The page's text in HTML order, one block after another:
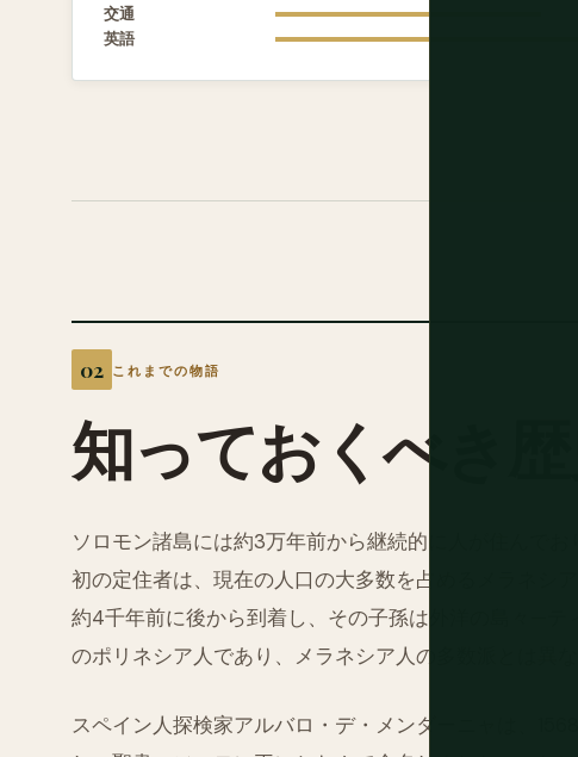
交通
英語
これまでの物語
知っておくべき歴
ソロモン諸島には約3万年前から継続的に人が住んで
初の定住者は、現在の人口の大多数を占めるメラネシ
約4千年前に後から到着し、その子孫は外洋の島々—
のポリネシア人であり、メラネシア人の多数派とは異
スペイン人探検家アルバロ・デ・メンダーニャは、